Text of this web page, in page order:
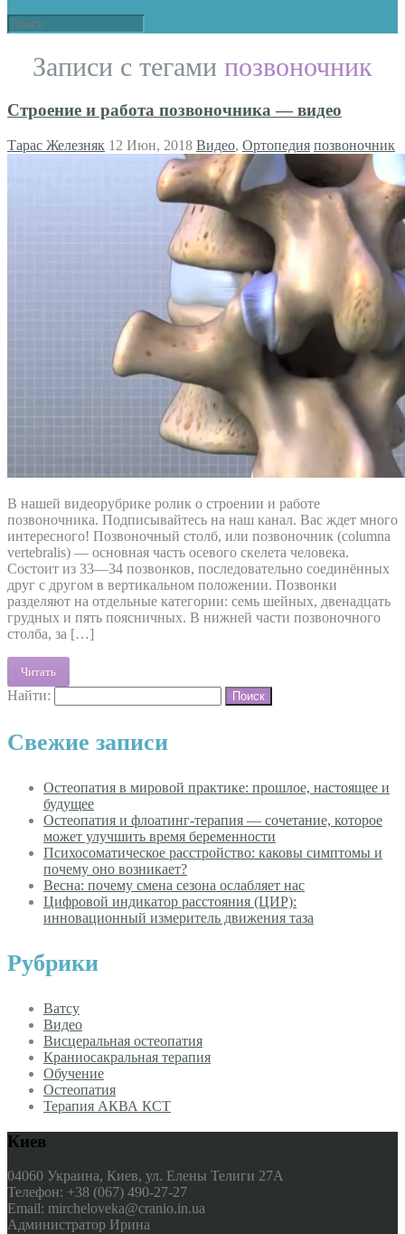
Записи с тегами позвоночник
Строение и работа позвоночника — видео
Тарас Железняк 12 Июн, 2018 Видео, Ортопедия позвоночник
В нашей видеорубрике ролик о строении и работе
позвоночника. Подписывайтесь на наш канал. Вас ждет много
интересного! Позвоночный столб, или позвоночник (columna
vertebralis) — основная часть осевого скелета человека.
Состоит из 33—34 позвонков, последовательно соединённых
друг с другом в вертикальном положении. Позвонки
разделяют на отдельные категории: семь шейных, двенадцать
грудных и пять поясничных. В нижней части позвоночного
столба, за […]
Читать
Найти:
Свежие записи
Остеопатия в мировой практике: прошлое, настоящее и
будущее
Остеопатия и флоатинг-терапия — сочетание, которое
может улучшить время беременности
Психосоматическое расстройство: каковы симптомы и
почему оно возникает?
Весна: почему смена сезона ослабляет нас
Цифровой индикатор расстояния (ЦИР):
инновационный измеритель движения таза
Рубрики
Ватсу
Видео
Висцеральная остеопатия
Краниосакральная терапия
Обучение
Остеопатия
Терапия АКВА КСТ
Киев
04060 Украина, Киев, ул. Елены Телиги 27А
Телефон: +38 (067) 490-27-27
Email: mircheloveka@cranio.in.ua
Администратор Ирина